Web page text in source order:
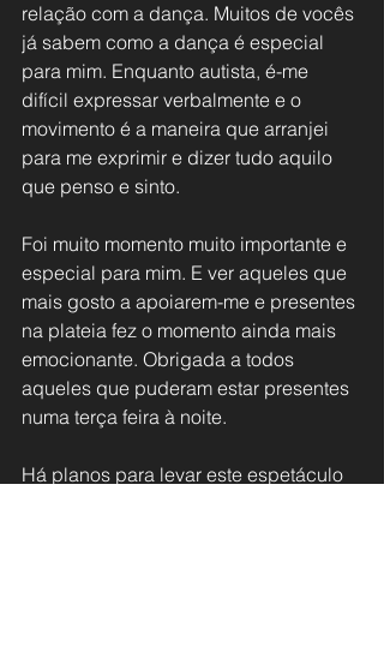
relação com a dança. Muitos de vocês
já sabem como a dança é especial
para mim. Enquanto autista, é-me
difícil expressar verbalmente e o
movimento é a maneira que arranjei
para me exprimir e dizer tudo aquilo
que penso e sinto.
Foi muito momento muito importante e
especial para mim. E ver aqueles que
mais gosto a apoiarem-me e presentes
na plateia fez o momento ainda mais
emocionante. Obrigada a todos
aqueles que puderam estar presentes
numa terça feira à noite.
Há planos para levar este espetáculo